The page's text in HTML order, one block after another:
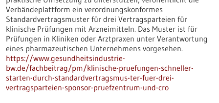
Verbändeplattform ein verordnungskonformes
Standardvertragsmuster für drei Vertragsparteien für
klinische Prüfungen mit Arzneimitteln. Das Muster ist für
Prüfungen in Kliniken oder Arztpraxen unter Verantwortung
eines pharmazeutischen Unternehmens vorgesehen.
https://www.gesundheitsindustrie-
bw.de/fachbeitrag/pm/klinische-pruefungen-schneller-
starten-durch-standardvertragsmus-ter-fuer-drei-
vertragsparteien-sponsor-pruefzentrum-und-cro